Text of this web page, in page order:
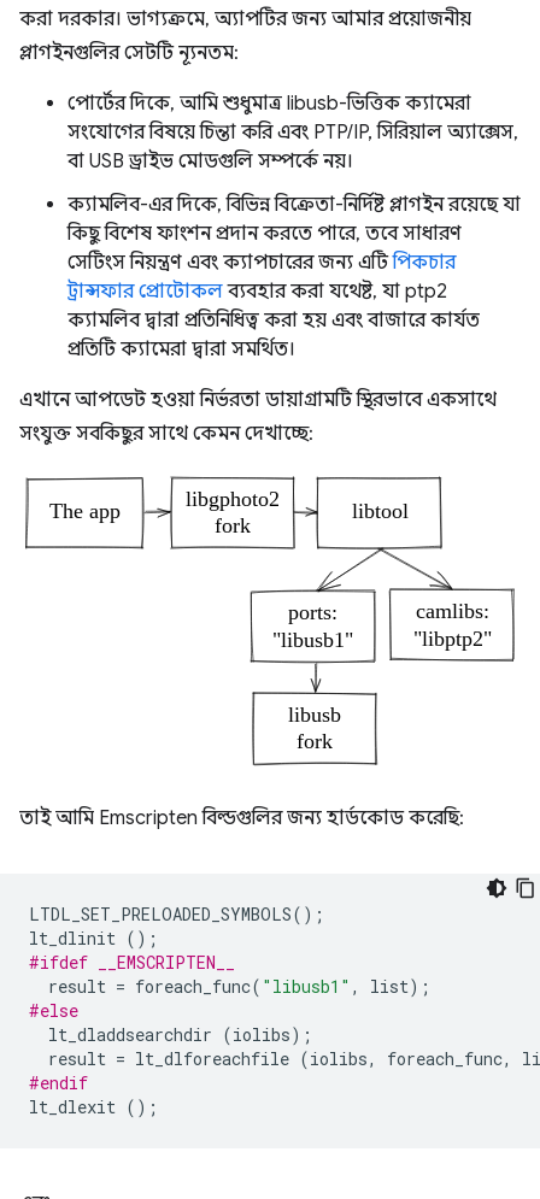
করা দরকার। ভাগ্যক্রমে, অ্যাপটির জন্য আমার প্রয়োজনীয়
প্লাগইনগুলির সেটটি ন্যূনতম:
পোর্টের দিকে, আমি শুধুমাত্র libusb-ভিত্তিক ক্যামেরা
সংযোগের বিষয়ে চিন্তা করি এবং PTP/IP, সিরিয়াল অ্যাক্সেস,
বা USB ড্রাইভ মোডগুলি সম্পর্কে নয়।
ক্যামলিব-এর দিকে, বিভিন্ন বিক্রেতা-নির্দিষ্ট প্লাগইন রয়েছে যা
কিছু বিশেষ ফাংশন প্রদান করতে পারে, তবে সাধারণ
সেটিংস নিয়ন্ত্রণ এবং ক্যাপচারের জন্য এটিপিকচার
ট্রান্সফার প্রোটোকলব্যবহার করা যথেষ্ট, যা ptp2
ক্যামলিব দ্বারা প্রতিনিধিত্ব করা হয় এবং বাজারে কার্যত
প্রতিটি ক্যামেরা দ্বারা সমর্থিত।
এখানে আপডেট হওয়া নির্ভরতা ডায়াগ্রামটি স্থিরভাবে একসাথে
সংযুক্ত সবকিছুর সাথে কেমন দেখাচ্ছে:
তাই আমি Emscripten বিল্ডগুলির জন্য হার্ডকোড করেছি:
LTDL_SET_PRELOADED_SYMBOLS();
lt_dlinit ();
#ifdef __EMSCRIPTEN__
result = foreach_func( "libusb1" , list);
#else
lt_dladdsearchdir (iolibs);
result = lt_dlforeachfile (iolibs, foreach_func,
#endif
lt_dlexit ();